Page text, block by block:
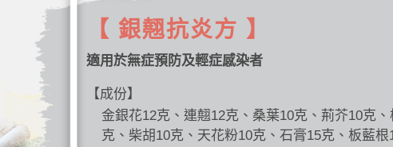
【 銀翹抗炎方 】
適用於無症預防及輕症感染者
【成份】
金銀花12克、連翹12克、桑葉10克、荊芥10克
克、柴胡10克、天花粉10克、石膏15克、板藍